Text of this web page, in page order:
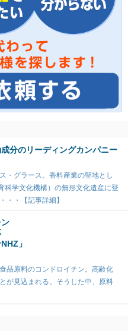
分のリーディングカンパニー
・グラース。香料産業の聖地とし
科学文化機構）の無形文化遺産に登
・・【記事詳細】
」
品原料のコンドロイチン。高齢化
が見込まれる。そうした中、原料